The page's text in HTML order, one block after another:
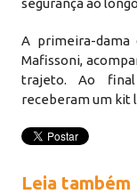
segurança ao
A primeira-dama
Mafissoni,
trajeto. Ao final
receberam um kit
Leia também